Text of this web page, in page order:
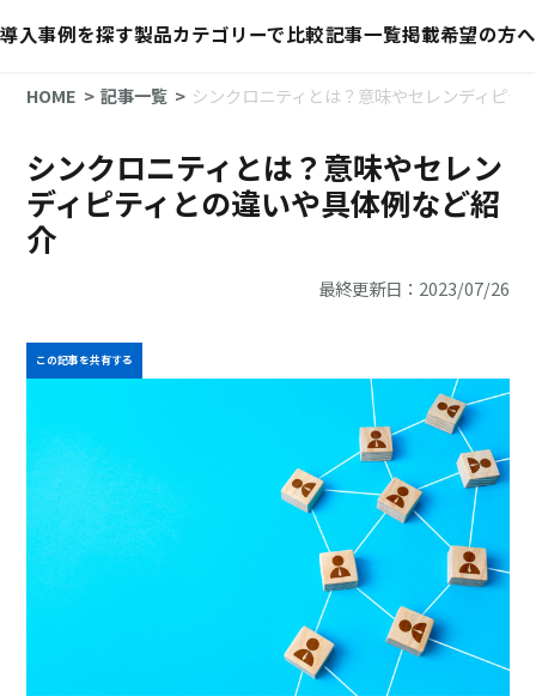
導入事例を探す製品カテゴリーで比較記事一覧掲載希望の方へ
HOME 記事一覧 シンクロニティとは？意味やセレンディピテ
シンクロニティとは？意味やセレン
ディピティとの違いや具体例など紹
介
最終更新日：2023/07/26
この記事を共有する